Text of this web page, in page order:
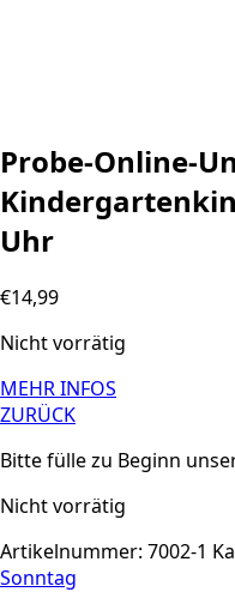
Probe-Online-
Uhr
€14,99
Nicht vorrätig
MEHR INFOS
ZURÜCK
Bitte fülle zu Beginn
Nicht vorrätig
Artikelnummer: 7002-1
Sonntag